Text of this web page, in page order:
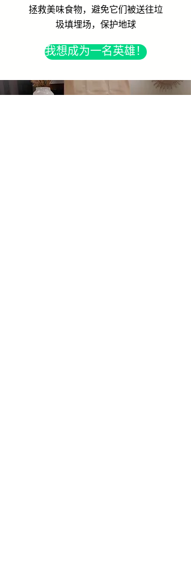
拯救美味食物，避免它们被送往垃
圾填埋场，保护地球
我想成为一名英雄！